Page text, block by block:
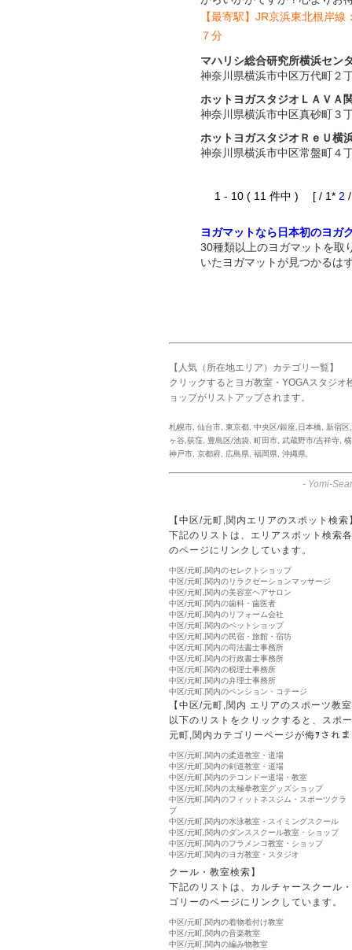
【最寄駅】JR京浜東北根岸
７分
マハリシ総合研究所横浜セン
神奈川県横浜市中区万代町２
ホットヨガスタジオＬＡＶＡ
神奈川県横浜市中区真砂町３
ホットヨガスタジオＲｅＵ横
神奈川県横浜市中区常盤町４
1 - 10 ( 11 件中 ) [ / 1* 2
ヨガマットなら日本初のヨガ
30種類以上のヨガマットを取
いたヨガマットが見つかるは
【人気（所在地エリア）カテゴリ一覧】
クリックするとヨガ教室・YOGAスタジ
ョップがリストアップされます。
札幌市 仙台市 東京都 中央区/銀座,日本橋 新宿区
ヶ谷,荻窪
豊島区/池袋 町田市 武蔵野市/吉祥寺
神戸市 京都府 広島県 福岡県 沖縄県
- Yomi-
【中区/元町,関内エリアのスポット検索
下記のリストは、エリアスポット検索
のページにリンクしています。
中区/元町,関内のセレクトショップ
中区/元町,関内のリラクゼーションマッサージ
中区/元町,関内の美容室ヘアサロン
中区/元町,関内の歯科・歯医者
中区/元町,関内のリフォーム会社
中区/元町,関内のペットショップ
中区/元町,関内の民宿・旅館・宿坊
中区/元町,関内の司法書士事務所
中区/元町,関内の行政書士事務所
中区/元町,関内の税理士事務所
中区/元町,関内の弁理士事務所
中区/元町,関内のペンション・コテージ
【中区/元町,関内 エリアのスポーツ教
以下のリストをクリックすると、スポ
元町,関内カテゴリーページが侮ｦされ
中区/元町,関内の柔道教室・道場
中区/元町,関内の剣道教室・道場
中区/元町,関内のテコンドー道場・教室
中区/元町,関内の太極拳教室グッズショップ
中区/元町,関内のフィットネスジム・スポーツクラ
ブ
中区/元町,関内の水泳教室・スイミングスクール
中区/元町,関内のダンススクール教室・ショップ
中区/元町,関内のフラメンコ教室・ショップ
中区/元町,関内のヨガ教室・スタジオ
クール・教室検索】
下記のリストは、カルチャースクール
ゴリーのページにリンクしています。
中区/元町,関内の着物着付け教室
中区/元町,関内の音楽教室
中区/元町,関内の編み物教室